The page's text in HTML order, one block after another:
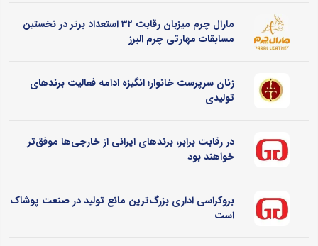
مارال چرم میزبان رقابت ۳۲ استعداد برتر در نخستین
مسابقات مهارتی چرم البرز
زنان سرپرست خانوار؛ انگیزه ادامه فعالیت برندهای
تولیدی
در رقابت برابر، برندهای ایرانی از خارجی‌ها موفق‌تر
خواهند بود
بروکراسی اداری بزرگ‌ترین مانع تولید در صنعت پوشاک
است